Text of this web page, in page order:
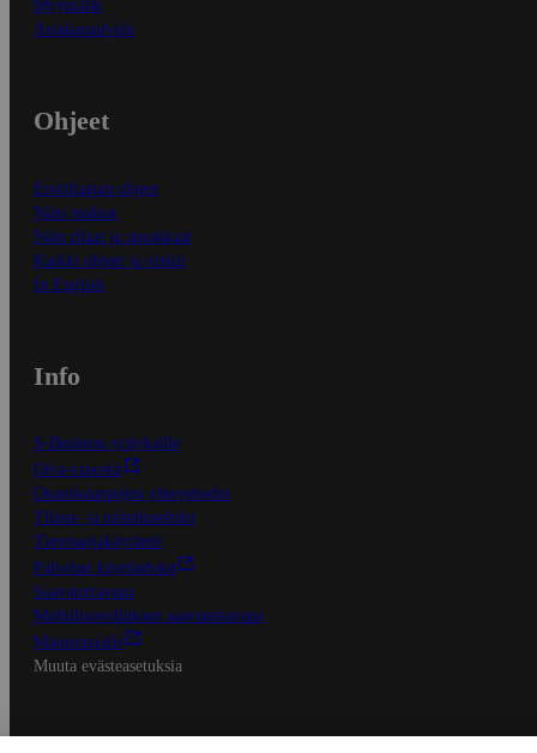
Myymälät
Asiakaspalvelu
Ohjeet
Ensitilaajan ohjeet
Näin maksat
Näin tilaat ja muokkaat
Kaikki ohjeet ja vinkit
In English
Info
S-Business yrityksille
Oiva-raportit
Osuuskauppojen yhteystiedot
Tilaus- ja toimitusehdot
Tietosuojakäytäntö
Palvelun käyttöehdot
Saavutettavuus
Mobiilisovelluksen saavutettavuus
Mainostajalle
Muuta evästeasetuksia